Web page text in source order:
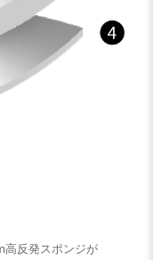
反発スポンジが